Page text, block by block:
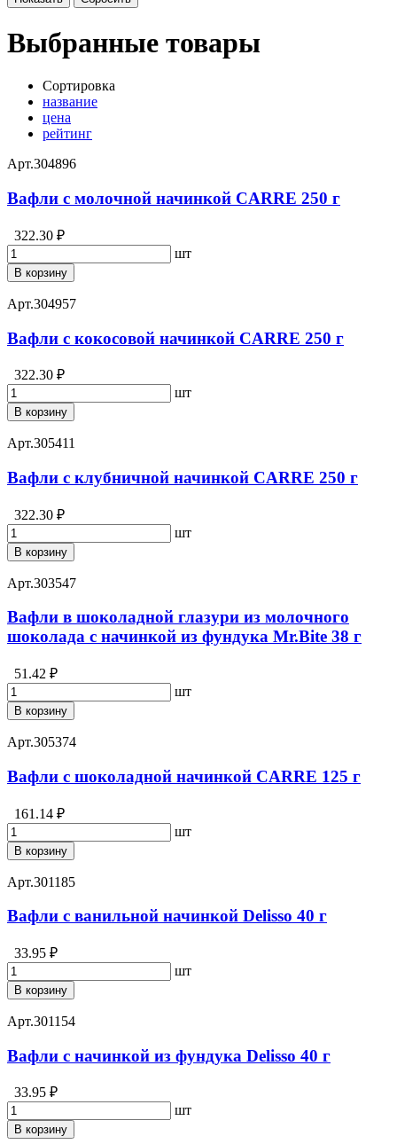
Выбранные товары
Сортировка
название
цена
рейтинг
Арт.304896
Вафли с молочной начинкой CARRE 250 г
322.30 ₽
шт
В корзину
Арт.304957
Вафли с кокосовой начинкой CARRE 250 г
322.30 ₽
шт
В корзину
Арт.305411
Вафли с клубничной начинкой CARRE 250 г
322.30 ₽
шт
В корзину
Арт.303547
Вафли в шоколадной глазури из молочного
шоколада с начинкой из фундука Mr.Bite 38 г
51.42 ₽
шт
В корзину
Арт.305374
Вафли с шоколадной начинкой CARRE 125 г
161.14 ₽
шт
В корзину
Арт.301185
Вафли с ванильной начинкой Delisso 40 г
33.95 ₽
шт
В корзину
Арт.301154
Вафли с начинкой из фундука Delisso 40 г
33.95 ₽
шт
В корзину